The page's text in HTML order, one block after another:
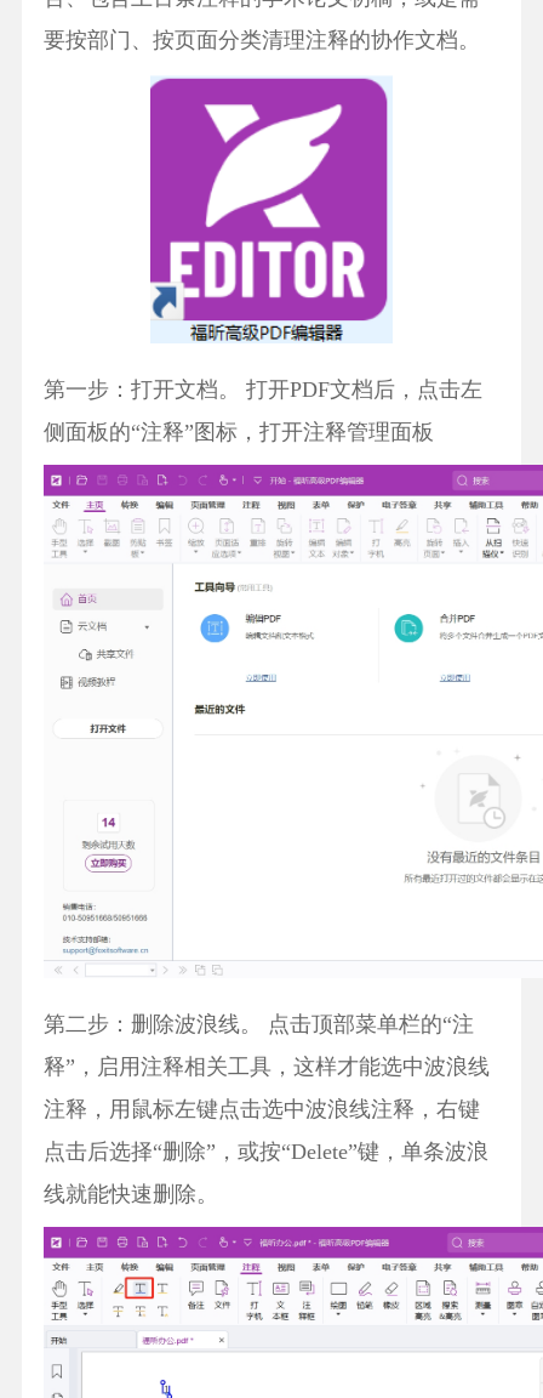
要按部门、按页面分类清理注释的协作文档。
第一步：打开文档。 打开PDF文档后，点击左
侧面板的“注释”图标，打开注释管理面板
第二步：删除波浪线。 点击顶部菜单栏的“注
释”，启用注释相关工具，这样才能选中波浪线
注释，用鼠标左键点击选中波浪线注释，右键
点击后选择“删除”，或按“Delete”键，单条波浪
线就能快速删除。